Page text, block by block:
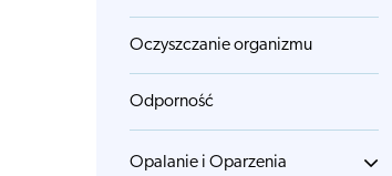
Oczyszczanie organizmu
Odporność
Opalanie i Oparzenia